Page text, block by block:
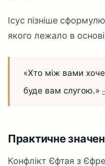
Ісус пізніше
якого лежало в основі
«Хто між вами
буде вам слугою.»
Практичне
Конфлікт Єфтая з